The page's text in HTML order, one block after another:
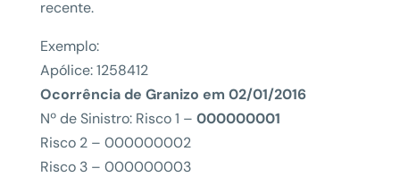
recente.
Exemplo:
Apólice: 1258412
Ocorrência de Granizo em 02/01/2016
Nº de Sinistro: Risco 1 – 000000001
Risco 2 – 000000002
Risco 3 – 000000003